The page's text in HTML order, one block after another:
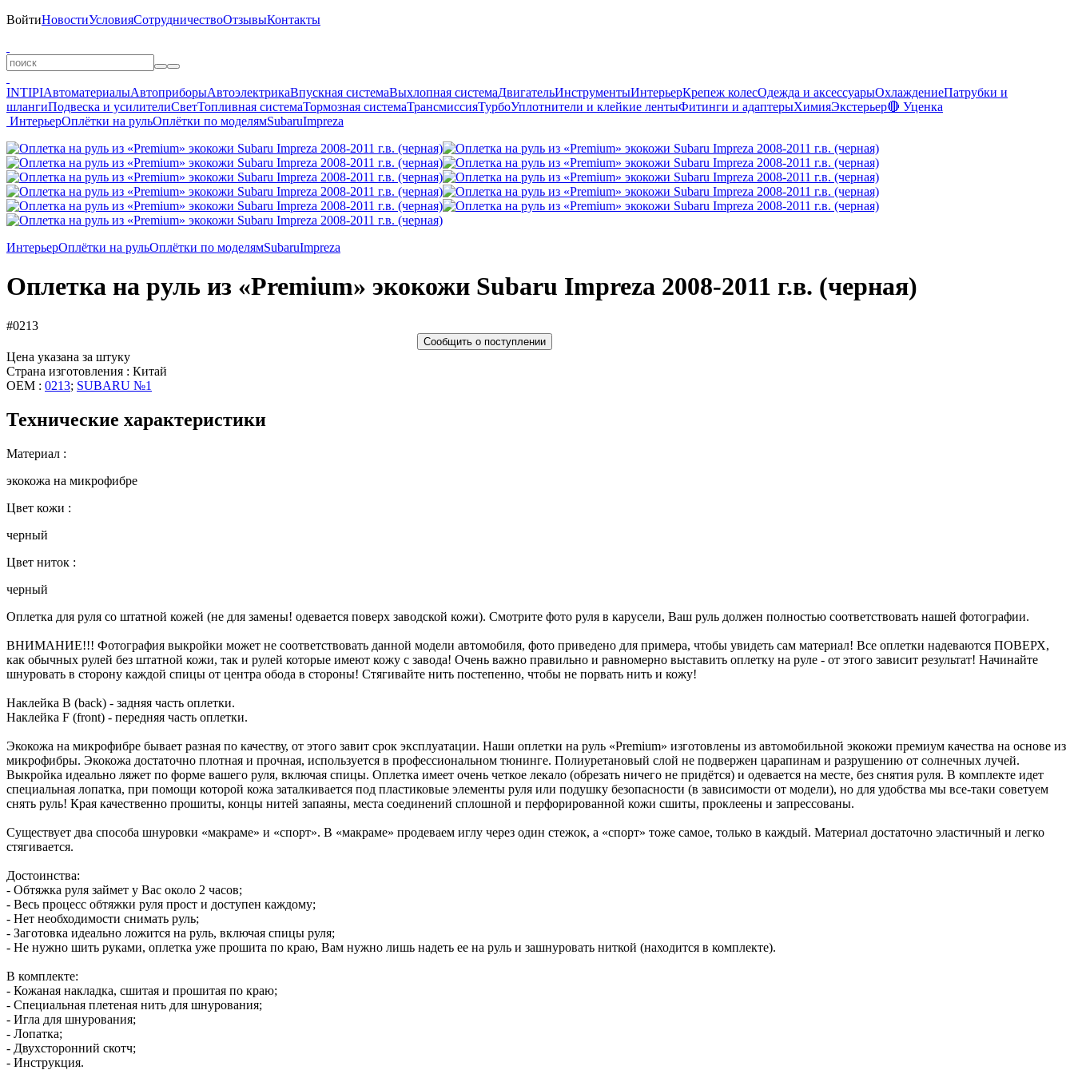
ВойтиНовостиУсловияСотрудничествоОтзывыКонтакты
INTIPIАвтоматериалыАвтоприборыАвтоэлектрикаВпускная системаВыхлопная системаДвигательИнструментыИнтерьерКрепеж колесОдежда и аксессуарыОхлаждениеПатрубки и
шлангиПодвеска и усилителиСветТопливная системаТормозная системаТрансмиссияТурбоУплотнители и клейкие лентыФитинги и адаптерыХимияЭкстерьер🔴 Уценка
ИнтерьерОплётки на рульОплётки по моделямSubaruImpreza
ИнтерьерОплётки на рульОплётки по моделямSubaruImpreza
Оплетка на руль из «Premium» экокожи Subaru Impreza 2008-2011 г.в. (черная)
#0213
Сообщить о поступлении
Цена указана за штуку
Страна изготовления : Китай
OEM : 0213; SUBARU №1
Технические характеристики
Материал :
экокожа на микрофибре
Цвет кожи :
черный
Цвет ниток :
черный
Оплетка для руля со штатной кожей (не для замены! одевается поверх заводской кожи). Смотрите фото руля в карусели, Ваш руль должен полностью соответствовать нашей фотографии.
ВНИМАНИЕ!!! Фотография выкройки может не соответствовать данной модели автомобиля, фото приведено для примера, чтобы увидеть сам материал! Все оплетки надеваются ПОВЕРХ,
как обычных рулей без штатной кожи, так и рулей которые имеют кожу с завода! Очень важно правильно и равномерно выставить оплетку на руле - от этого зависит результат! Начинайте
шнуровать в сторону каждой спицы от центра обода в стороны! Стягивайте нить постепенно, чтобы не порвать нить и кожу!
Наклейка B (back) - задняя часть оплетки.
Наклейка F (front) - передняя часть оплетки.
Экокожа на микрофибре бывает разная по качеству, от этого завит срок эксплуатации. Наши оплетки на руль «Premium» изготовлены из автомобильной экокожи премиум качества на основе из
микрофибры. Экокожа достаточно плотная и прочная, используется в профессиональном тюнинге. Полиуретановый слой не подвержен царапинам и разрушению от солнечных лучей.
Выкройка идеально ляжет по форме вашего руля, включая спицы. Оплетка имеет очень четкое лекало (обрезать ничего не придётся) и одевается на месте, без снятия руля. В комплекте идет
специальная лопатка, при помощи которой кожа заталкивается под пластиковые элементы руля или подушку безопасности (в зависимости от модели), но для удобства мы все-таки советуем
снять руль! Края качественно прошиты, концы нитей запаяны, места соединений сплошной и перфорированной кожи сшиты, проклеены и запрессованы.
Существует два способа шнуровки «макраме» и «спорт». В «макраме» продеваем иглу через один стежок, а «спорт» тоже самое, только в каждый. Материал достаточно эластичный и легко
стягивается.
Достоинства:
- Обтяжка руля займет у Вас около 2 часов;
- Весь процесс обтяжки руля прост и доступен каждому;
- Нет необходимости снимать руль;
- Заготовка идеально ложится на руль, включая спицы руля;
- Не нужно шить руками, оплетка уже прошита по краю, Вам нужно лишь надеть ее на руль и зашнуровать ниткой (находится в комплекте).
В комплекте:
- Кожаная накладка, сшитая и прошитая по краю;
- Специальная плетеная нить для шнурования;
- Игла для шнурования;
- Лопатка;
- Двухсторонний скотч;
- Инструкция.